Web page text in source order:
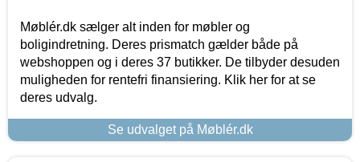
Møblér.dk sælger alt inden for møbler og
boligindretning. Deres prismatch gælder både på
webshoppen og i deres 37 butikker. De tilbyder desuden
muligheden for rentefri finansiering. Klik her for at se
deres udvalg.
Se udvalget på Møblér.dk